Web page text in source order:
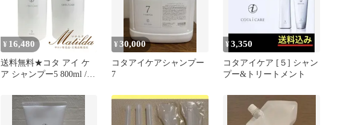
¥ 16,480
送料無料★コタ アイ ケ
ア シャンプー5 800ml /
【COTA i CARE】
¥30,000
コタアイケアシャンプー
7
¥3,350
コタアイケア [５] シャン
プー&トリートメント